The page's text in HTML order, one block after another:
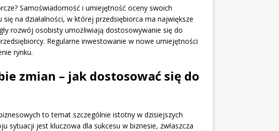
Samoświadomość i umiejętność oceny swoich
na działalności, w której przedsiębiorca ma największe
rozwój osobisty umożliwiają dostosowywanie się do
Regularne inwestowanie w nowe umiejętności
rynku.
zmian – jak dostosować się do
to temat szczególnie istotny w dzisiejszych
sytuacji jest kluczowa dla sukcesu w biznesie, zwłaszcza